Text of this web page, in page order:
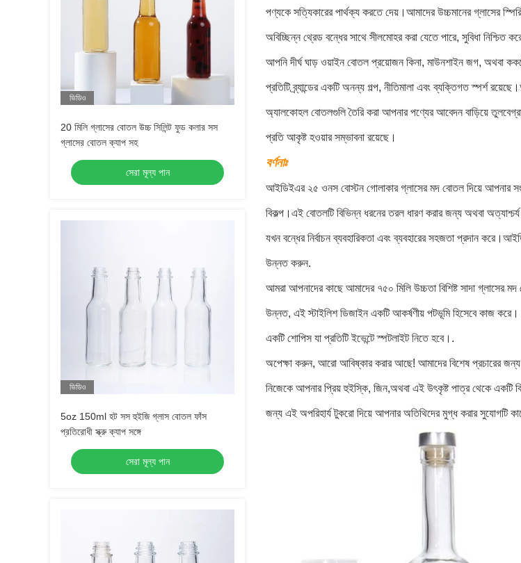
ভিডিও
20 মিলি গ্লাসের বোতল উচ্চ সিলিন্ট ফুড কলার সস
গ্লাসের বোতল ক্যাপ সহ
সেরা মূল্য পান
ভিডিও
5oz 150ml হট সস হুইজি গ্লাস বোতল ফাঁস
প্রতিরোধী স্ক্রু ক্যাপ সঙ্গে
সেরা মূল্য পান
পণ্যকে সত্যিকারের পার্থক্য করতে দেয়।আমাদের উচ্চমানের গ্লাসের
অবিচ্ছিন্ন থ্রেড বন্ধের সাথে সীলমোহর করা যেতে পারে, সুবিধা
আপনি দীর্ঘ ঘাড় ওয়াইন বোতল প্রয়োজন কিনা, মাউনশাইন জগ, অথবা
প্রতিটি ব্র্যান্ডের একটি অনন্য গল্প, নীতিমালা এবং ব্যক্তিগত স্পর্শ
অ্যালকোহল বোতলগুলি তৈরি করা আপনার পণ্যের আবেদন বাড়িয়ে
প্রতি আকৃষ্ট হওয়ার সম্ভাবনা রয়েছে।
বর্ণনাঃ
আইডিইএর ২৫ ওনস বোস্টন গোলাকার গ্লাসের মদ বোতল দিয়ে আপনার
বিকল্প।এই বোতলটি বিভিন্ন ধরনের তরল ধারণ করার জন্য অথবা
যখন বন্ধের নির্বাচন ব্যবহারিকতা এবং ব্যবহারের সহজতা প্রদান
উন্নত করুন.
আমরা আপনাদের কাছে আমাদের ৭৫০ মিলি উচ্চতা বিশিষ্ট সাদা গ্লাসের
উন্নত, এই স্টাইলিশ ডিজাইন একটি আকর্ষণীয় পটভূমি হিসেবে কাজ করে।
একটি শোপিস যা প্রতিটি ইভেন্টে স্পটলাইট নিতে হবে।.
অপেক্ষা করুন, আরো আবিষ্কার করার আছে! আমাদের বিশেষ প্রচারের
নিজেকে আপনার প্রিয় হুইস্কি, জিন,অথবা এই উৎকৃষ্ট পাত্র থেকে
জন্য এই অপরিহার্য টুকরো দিয়ে আপনার অতিথিদের মুগ্ধ করার